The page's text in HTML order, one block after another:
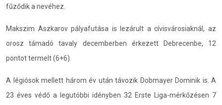
fűződik a nevéhez.
Makszim Aszkarov pályafutása is lezárult a cívisvárosiaknál, az
orosz támadó tavaly decemberben érkezett Debrecenbe, 12
pontot termelt (6+6).
A légiósok mellett három év után távozik Dobmayer Dominik is. A
23 éves védő a legutóbbi idényben 32 Erste Liga-mérkőzésen 7